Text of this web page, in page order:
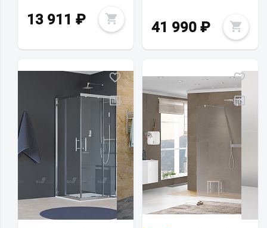
13 911 ₽ 41 990 ₽